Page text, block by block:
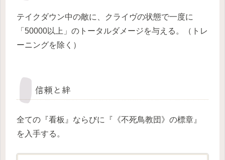
テイクダウン中の敵に、クライヴの状態で一度に
「50000以上」のトータルダメージを与える。（トレ
ーニングを除く）
信頼と絆
全ての『看板』ならびに『《不死鳥教団》の標章』
を入手する。